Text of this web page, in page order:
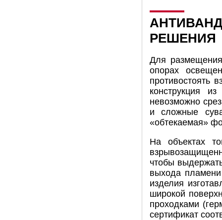
РЕШЕНИЯ
Для
опорах
противостоять
конструкция
невозможно
и сложные
«обтекаемая»
На объектах
чтобы
выхода
изделия
широкой
проходками
сертификат